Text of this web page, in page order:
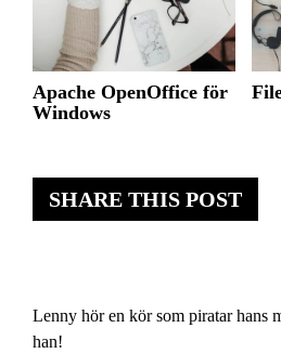
SHARE THIS POST
Lenny hör en kör som piratar hans
han!
Apache OpenOffice för
Windows